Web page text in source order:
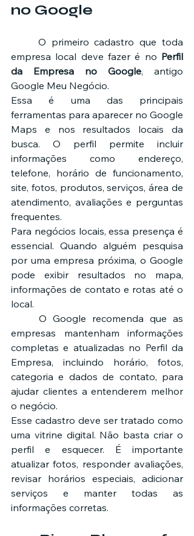
no Google
empresa local deve fazer é no Perfil
da Empresa no Google, antigo
Google Meu Negócio.
Essa é uma das principais
ferramentas para aparecer no Google
Maps e nos resultados locais da
busca. O perfil permite incluir
informações como endereço,
telefone, horário de funcionamento,
site, fotos, produtos, serviços, área de
atendimento, avaliações e perguntas
frequentes.
Para negócios locais, essa presença é
essencial. Quando alguém pesquisa
por uma empresa próxima, o Google
pode exibir resultados no mapa,
informações de contato e rotas até o
local.
empresas mantenham informações
completas e atualizadas no Perfil da
Empresa, incluindo horário, fotos,
categoria e dados de contato, para
ajudar clientes a entenderem melhor
o negócio.
Esse cadastro deve ser tratado como
uma vitrine digital. Não basta criar o
perfil e esquecer. É importante
atualizar fotos, responder avaliações,
revisar horários especiais, adicionar
serviços e manter todas as
informações corretas.